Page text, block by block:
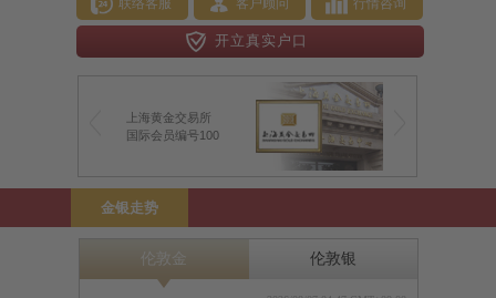
联络客服 客户顾问 行情咨询
开立真实户口
上海黄金交易所
国际会员编号100
金银走势